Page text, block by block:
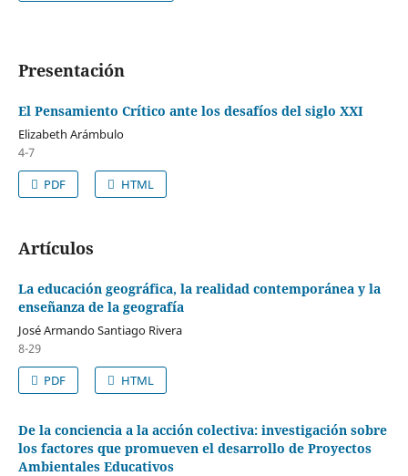
Presentación
El Pensamiento Crítico ante los desafíos del siglo XXI
Elizabeth Arámbulo
4-7
PDF
HTML
Artículos
La educación geográfica, la realidad contemporánea y la
enseñanza de la geografía
José Armando Santiago Rivera
8-29
PDF
HTML
De la conciencia a la acción colectiva: investigación sobre
los factores que promueven el desarrollo de Proyectos
Ambientales Educativos